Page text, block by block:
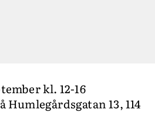
kl. 12-16
Humlegårdsgatan 13, 114